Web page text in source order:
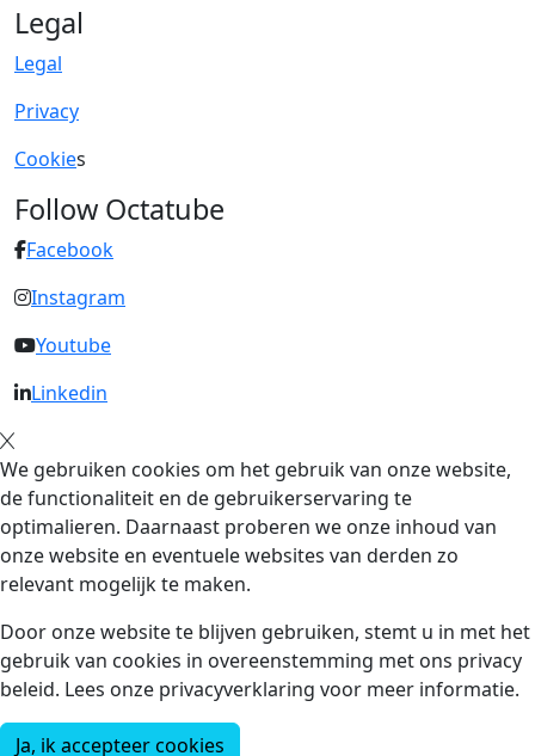
Legal
Legal
Privacy
Cookies
Follow Octatube
Facebook
Instagram
Youtube
Linkedin
We gebruiken cookies om het gebruik van onze website,
de functionaliteit en de gebruikerservaring te
optimalieren. Daarnaast proberen we onze inhoud van
onze website en eventuele websites van derden zo
relevant mogelijk te maken.
Door onze website te blijven gebruiken, stemt u in met het
gebruik van cookies in overeenstemming met ons privacy
beleid. Lees onze privacyverklaring voor meer informatie.
Ja, ik accepteer cookies